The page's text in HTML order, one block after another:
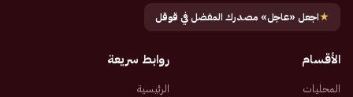
★اجعل «عاجل» مصدرك المفضل في قوقل
الأقسام
المحليات
روابط سريعة
الرئيسية